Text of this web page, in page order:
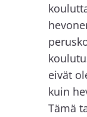
eivät
kuin
Tämä